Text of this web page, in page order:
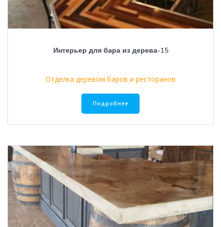
Интерьер для бара из дерева-15
Отделка деревом баров и ресторанов
Подробнее